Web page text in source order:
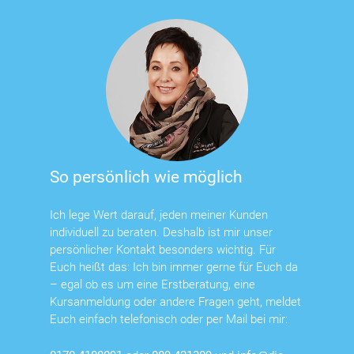
So persönlich wie möglich
Ich lege Wert darauf, jeden meiner Kunden
individuell zu beraten. Deshalb ist mir unser
persönlicher Kontakt besonders wichtig. Für
Euch heißt das: Ich bin immer gerne für Euch da
– egal ob es um eine Erstberatung, eine
Kursanmeldung oder andere Fragen geht, meldet
Euch einfach telefonisch oder per Mail bei mir: